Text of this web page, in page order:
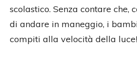
scolastico. Senza contare che,
di andare in maneggio, i
compiti alla velocità della luce!